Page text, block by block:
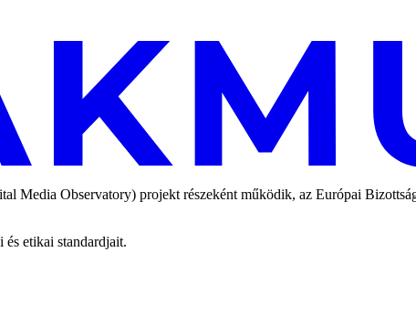
Observatory) projekt részeként működik, az Európai
etikai standardjait.